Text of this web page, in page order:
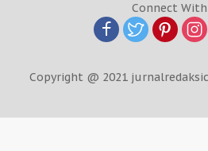
Connect With
Copyright @ 2021